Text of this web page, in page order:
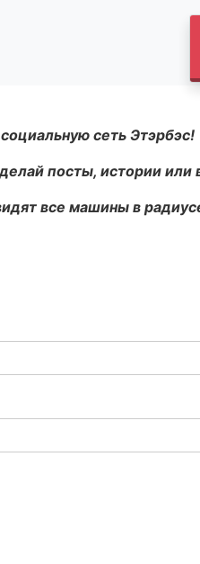
сеть Этэрбэс!
посты, истории или
все машины в